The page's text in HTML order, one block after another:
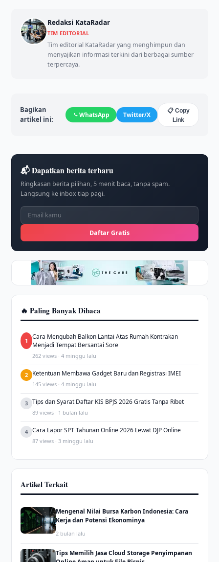
Redaksi KataRadar
TIM EDITORIAL
Tim editorial KataRadar yang menghimpun dan
menyajikan informasi terkini dari berbagai sumber
terpercaya.
Bagikan
artikel ini:
WhatsApp Twitter/X
📋 Copy
Link
📬 Dapatkan berita terbaru
Ringkasan berita pilihan, 5 menit baca, tanpa spam.
Langsung ke inbox tiap pagi.
Daftar Gratis
🔥 Paling Banyak Dibaca
1
Cara Mengubah Balkon Lantai Atas Rumah Kontrakan
Menjadi Tempat Bersantai Sore
262 views · 4 minggu lalu
2 Ketentuan Membawa Gadget Baru dan Registrasi IMEI
145 views · 4 minggu lalu
3 Tips dan Syarat Daftar KIS BPJS 2026 Gratis Tanpa Ribet
89 views · 1 bulan lalu
4 Cara Lapor SPT Tahunan Online 2026 Lewat DJP Online
87 views · 3 minggu lalu
Artikel Terkait
Mengenal Nilai Bursa Karbon Indonesia: Cara
Kerja dan Potensi Ekonominya
2 bulan lalu
Tips Memilih Jasa Cloud Storage Penyimpanan